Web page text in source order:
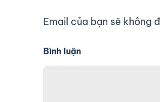
Email của bạn sẽ không
Bình luận